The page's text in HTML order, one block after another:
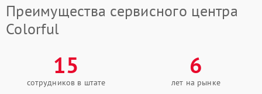
Преимущества сервисного центра
Colorful
15
сотрудников в штате
6
лет на рынке